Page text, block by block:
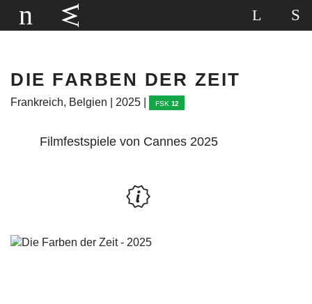
DIE FARBEN DER ZEIT
Frankreich, Belgien | 2025 | FSK 12
Filmfestspiele von Cannes 2025